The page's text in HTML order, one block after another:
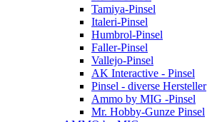
Tamiya-Pinsel
Italeri-Pinsel
Humbrol-Pinsel
Faller-Pinsel
Vallejo-Pinsel
AK Interactive - Pinsel
Pinsel - diverse Hersteller
Ammo by MIG -Pinsel
Mr. Hobby-Gunze Pinsel